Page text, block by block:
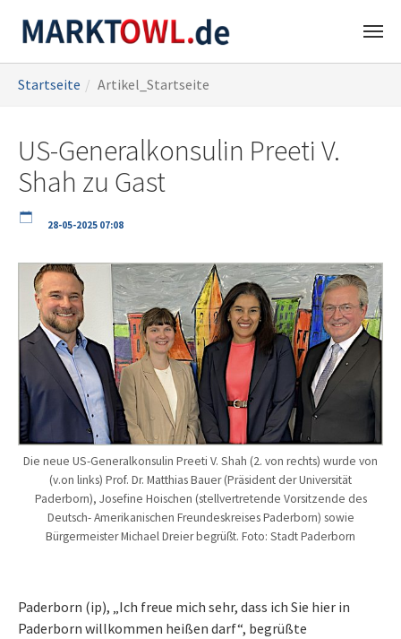
Hauptinhalt
sind
Startseite Artikel_Startseite
US-Generalkonsulin Preeti V.
Shah zu Gast
28-05-2025 07:08
Die neue US-Generalkonsulin Preeti V. Shah (2. von rechts) wurde von
(v.on links) Prof. Dr. Matthias Bauer (Präsident der Universität
Paderborn), Josefine Hoischen (stellvertretende Vorsitzende des
Deutsch- Amerikanischen Freundeskreises Paderborn) sowie
Bürgermeister Michael Dreier begrüßt. Foto: Stadt Paderborn
Paderborn (ip), „Ich freue mich sehr, dass ich Sie hier in
Paderborn willkommen heißen darf“, begrüßte